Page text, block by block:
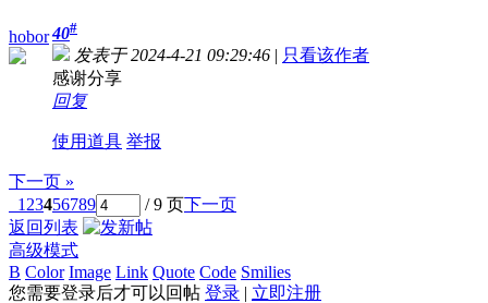
hobor40#
发表于 2024-4-21 09:29:46 | 只看该作者
感谢分享
回复
使用道具 举报
下一页 »
1 23456789 / 9 页下一页
返回列表
高级模式
B Color Image Link Quote Code Smilies
您需要登录后才可以回帖 登录 | 立即注册